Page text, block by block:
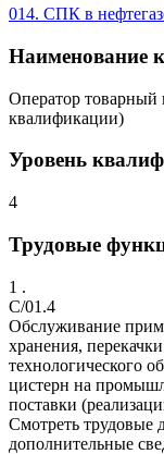
014. СПК в
Наименование
Оператор товарный
квалификации)
Уровень
4
Трудовые
1 .
C/01.4
Обслуживание
хранения,
технологического
цистерн на
поставки
Смотреть трудовые
дополнительные